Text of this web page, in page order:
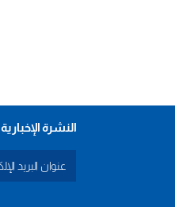
النشرة الإخبارية